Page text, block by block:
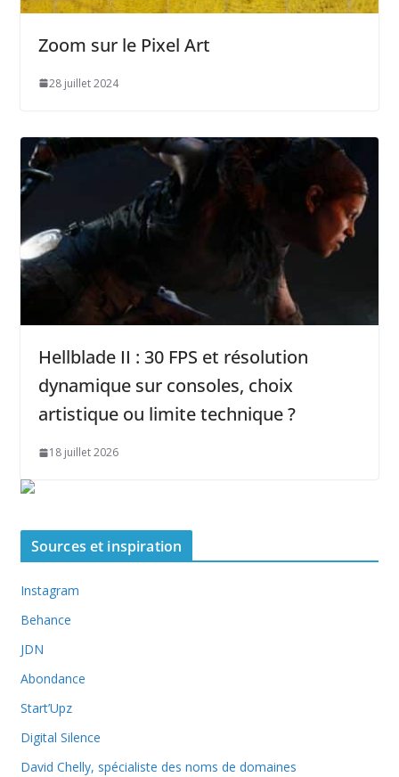
Zoom sur le Pixel Art
28 juillet 2024
Hellblade II : 30 FPS et résolution
dynamique sur consoles, choix
artistique ou limite technique ?
18 juillet 2026
Sources et inspiration
Instagram
Behance
JDN
Abondance
Start’Upz
Digital Silence
David Chelly, spécialiste des noms de domaines